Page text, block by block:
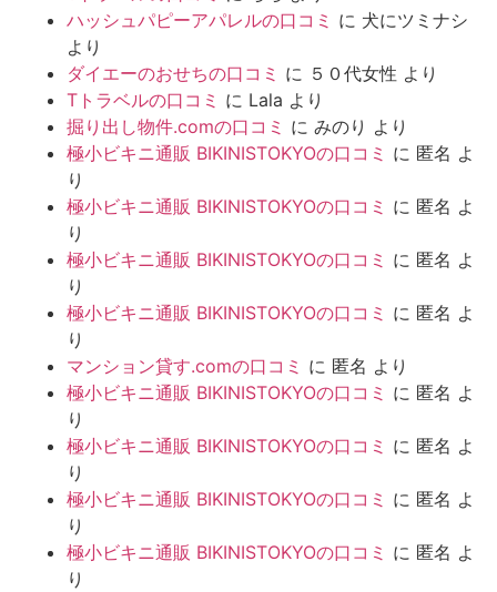
ハッシュパピーアパレルの口コミ に 犬にツミナシ
より
ダイエーのおせちの口コミ に ５０代女性 より
Tトラベルの口コミ に Lala より
掘り出し物件.comの口コミ に みのり より
極小ビキニ通販 BIKINISTOKYOの口コミ に 匿名 よ
り
極小ビキニ通販 BIKINISTOKYOの口コミ に 匿名 よ
り
極小ビキニ通販 BIKINISTOKYOの口コミ に 匿名 よ
り
極小ビキニ通販 BIKINISTOKYOの口コミ に 匿名 よ
り
マンション貸す.comの口コミ に 匿名 より
極小ビキニ通販 BIKINISTOKYOの口コミ に 匿名 よ
り
極小ビキニ通販 BIKINISTOKYOの口コミ に 匿名 よ
り
極小ビキニ通販 BIKINISTOKYOの口コミ に 匿名 よ
り
極小ビキニ通販 BIKINISTOKYOの口コミ に 匿名 よ
り